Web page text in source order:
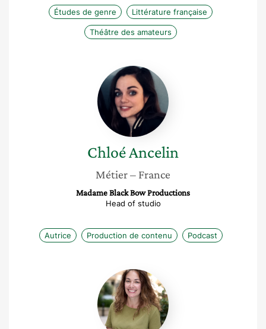
Études de genre Littérature française
Théâtre des amateurs
Chloé
Ancelin
ChloéAncelin
Métier– France
Madame Black Bow Productions
Head of studio
Autrice Production de contenu Podcast
Sarah
Lecoq